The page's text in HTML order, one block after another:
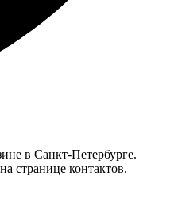
в Санкт-Петербурге.
странице контактов.